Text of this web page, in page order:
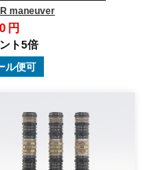
maneuver
円
ト5倍
ル便可